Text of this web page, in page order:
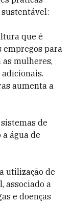
que é
empregos para
mulheres,
aumenta a
de
água de
utilização de
associado a
e doenças